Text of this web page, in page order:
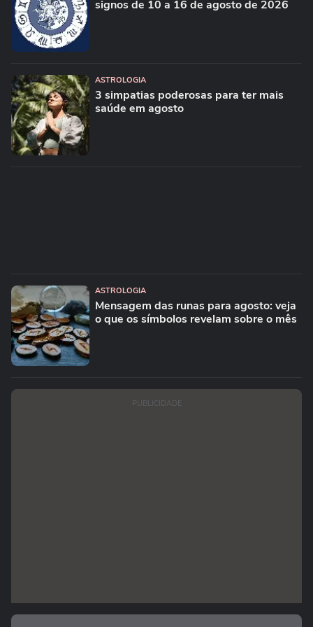
signos de 10 a 16 de agosto de 2026
ASTROLOGIA
3 simpatias poderosas para ter mais
saúde em agosto
ASTROLOGIA
Mensagem das runas para agosto: veja
o que os símbolos revelam sobre o mês
PUBLICIDADE